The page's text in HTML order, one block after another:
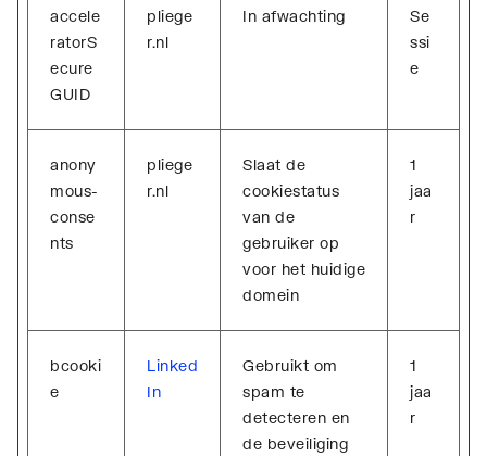
accele
ratorS
ecure
GUID
pliege
r.nl
In afwachting
Se
ssi
e
anony
mous-
conse
nts
pliege
r.nl
Slaat de
cookiestatus
van de
gebruiker op
voor het huidige
domein
1
jaa
r
bcooki
e
Linked
In
Gebruikt om
spam te
detecteren en
de beveiliging
1
jaa
r